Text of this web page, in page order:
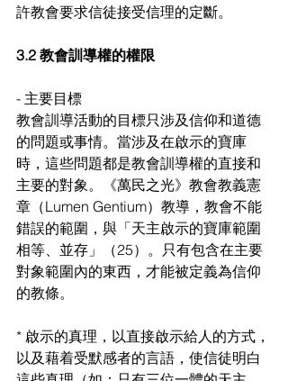
許教會要求信徒接受信理的定斷。
3.2 教會訓導權的權限
- 主要目標
教會訓導活動的目標只涉及信仰和道德
的問題或事情。當涉及在啟示的寶庫
時，這些問題都是教會訓導權的直接和
主要的對象。《萬民之光》教會教義憲
章（Lumen Gentium）教導，教會不能
錯誤的範圍，與「天主啟示的寶庫範圍
相等、並存」（25）。只有包含在主要
對象範圍內的東西，才能被定義為信仰
的教條。
* 啟示的真理，以直接啟示給人的方式，
以及藉着受默感者的言語，使信徒明白